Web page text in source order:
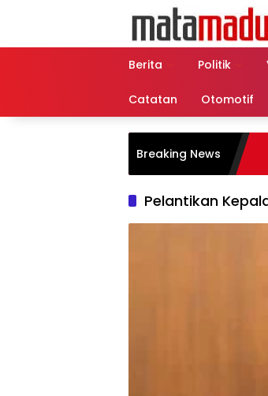
Berita
Politik
Catatan Otomotif
Breaking News
Pelantikan